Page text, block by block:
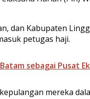
dan Kabupaten
petugas haji.
sebagai Pusat
mereka